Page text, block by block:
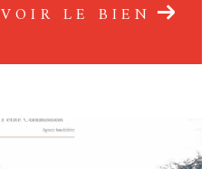
VOIR LE BIEN